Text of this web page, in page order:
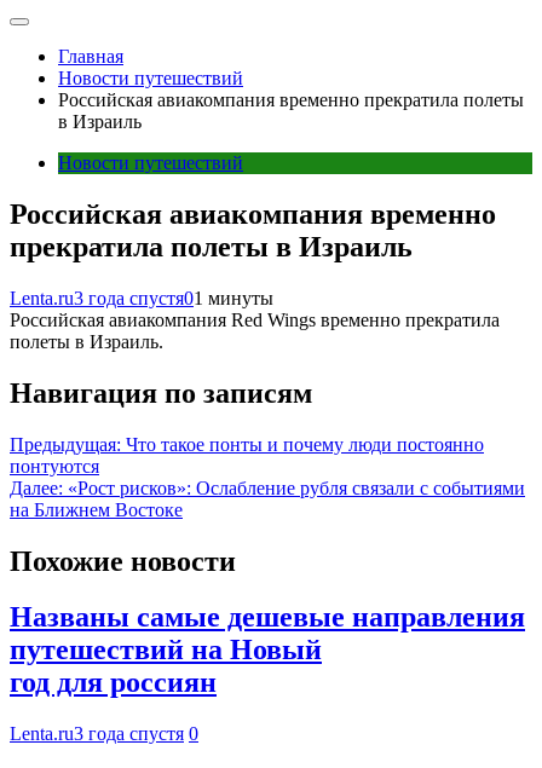
Главная
Новости путешествий
Российская авиакомпания временно прекратила полеты
в Израиль
Новости путешествий
Российская авиакомпания временно
прекратила полеты в Израиль
Lenta.ru3 года спустя01 минуты
Российская авиакомпания Red Wings временно прекратила
полеты в Израиль.
Навигация по записям
Предыдущая: Что такое понты и почему люди постоянно
понтуются
Далее: «Рост рисков»: Ослабление рубля связали с событиями
на Ближнем Востоке
Похожие новости
Названы самые дешевые направления
путешествий на Новый
год для россиян
Lenta.ru3 года спустя 0